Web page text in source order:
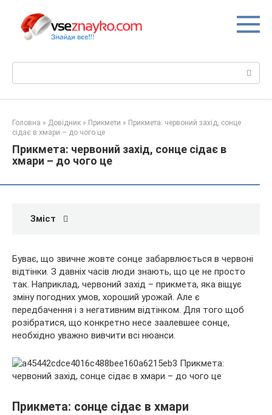
вмісту
Головна » Довідник » Прикмети » Прикмета: червоний захід, сонце
сідає в хмари – до чого це
Прикмета: червоний захід, сонце сідає в
хмари – до чого це
Зміст
Буває, що звичне жовте сонце забарвлюється в червоні
відтінки. З давніх часів люди знають, що це не просто
так. Наприклад, червоний захід – прикмета, яка віщує
зміну погодних умов, хороший урожай. Але є
передбачення і з негативним відтінком. Для того щоб
розібратися, що конкретно несе заалевшее сонце,
необхідно уважно вивчити всі нюанси.
Прикмета: сонце сідає в хмари